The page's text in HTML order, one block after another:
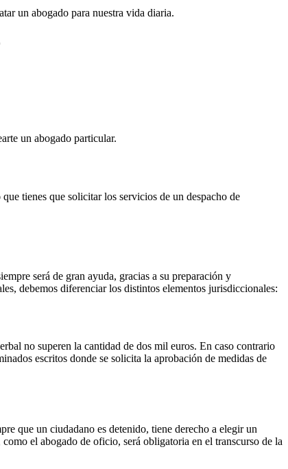
un abogado para nuestra vida diaria.
un abogado particular.
tienes que solicitar los servicios de un despacho de
será de gran ayuda, gracias a su preparación y
debemos diferenciar los distintos elementos jurisdiccionales:
no superen la cantidad de dos mil euros. En caso contrario
escritos donde se solicita la aprobación de medidas de
que un ciudadano es detenido, tiene derecho a elegir un
el abogado de oficio, será obligatoria en el transcurso de la